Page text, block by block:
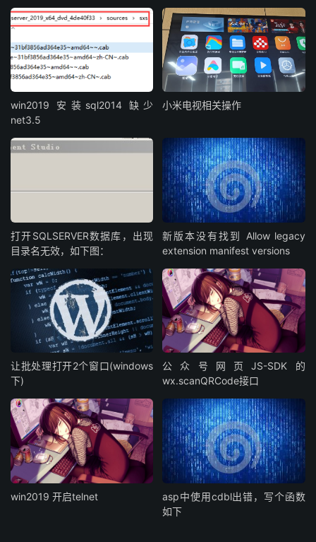
win2019 安装sql2014 缺少
net3.5
小米电视相关操作
打开SQLSERVER数据库，出现
目录名无效，如下图：
新版本没有找到 Allow legacy
extension manifest versions
让批处理打开2个窗口(windows
下)
公众号网页JS-SDK的
wx.scanQRCode接口
win2019 开启telnet
asp中使用cdbl出错，写个函数
如下